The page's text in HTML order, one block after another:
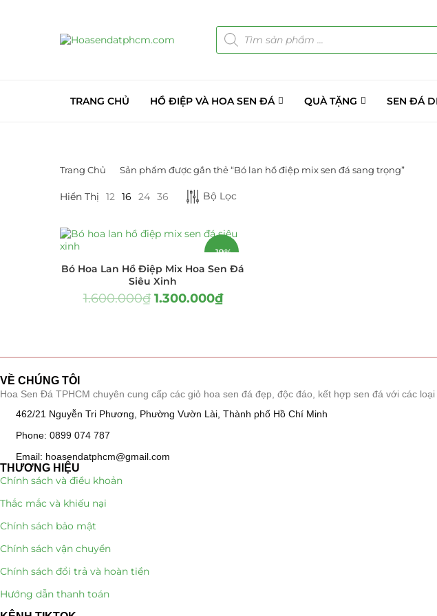
TRANG CHỦ HỒ ĐIỆP VÀ HOA SEN ĐÁ QUÀ TẶNG SEN ĐÁ
DANH MỤC SẢN PHẨM
Cây Sen Đá Giá Sỉ
Chậu Sen Đá Mini
(132)
Lũa Hồ Điệp Sen Đá
Hoa Ngày Lễ 8/3
Hoa Tặng 14/2
Hoa Tặng 20/10
Quà Tặng
Quà Tặng Khách Hàng
Trang Chủ Sản phẩm được gắn thẻ “Bó lan hồ điệp mix sen đá sang trọng”
Hiển Thị 12 16 24 36 Bộ Lọc
-19%
Bó Hoa Lan Hồ Điệp Mix Hoa Sen Đá
Siêu Xinh
1.600.000₫ 1.300.000₫
VỀ CHÚNG TÔI
Hoa Sen Đá TPHCM chuyên cung cấp các giỏ hoa sen đá đẹp, độc đáo, kết hợp sen đá với các
462/21 Nguyễn Tri Phương, Phường Vườn Lài, Thành phố Hồ Chí Minh
Phone: 0899 074 787
Email: hoasendatphcm@gmail.com
THƯƠNG HIỆU
Chính sách và điều khoản
Thắc mắc và khiếu nại
Chính sách bảo mật
Chính sách vận chuyển
Chính sách đổi trả và hoàn tiền
Hướng dẫn thanh toán